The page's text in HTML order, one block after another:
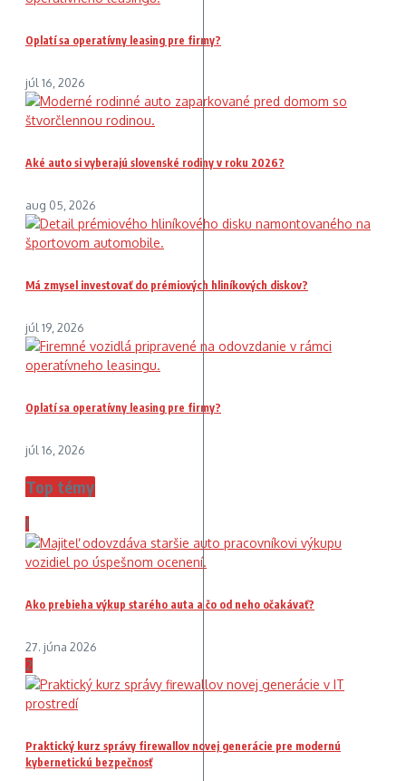
Oplatí sa operatívny leasing pre firmy?
júl 16, 2026
Aké auto si vyberajú slovenské rodiny v roku 2026?
aug 05, 2026
Má zmysel investovať do prémiových hliníkových diskov?
júl 19, 2026
Oplatí sa operatívny leasing pre firmy?
júl 16, 2026
Top témy
1
Ako prebieha výkup starého auta a čo od neho očakávať?
27. júna 2026
2
Praktický kurz správy firewallov novej generácie pre modernú
kybernetickú bezpečnosť